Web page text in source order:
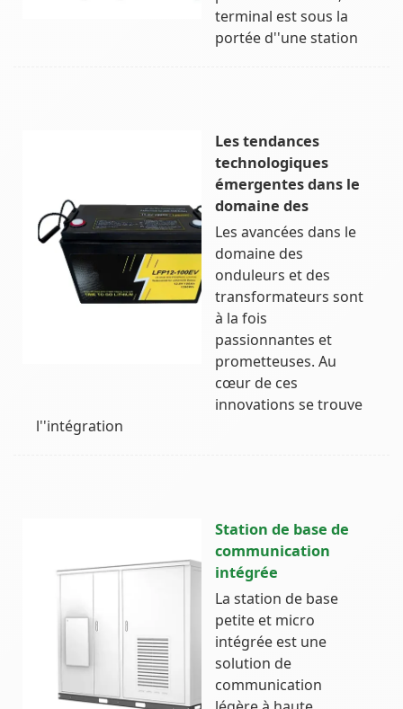
terminal est sous la
portée d''une station
Les tendances
technologiques
émergentes dans le
domaine des
Les avancées dans le
domaine des
onduleurs et des
transformateurs sont
à la fois
passionnantes et
prometteuses. Au
cœur de ces
innovations se trouve
l''intégration
Station de base de
communication
intégrée
La station de base
petite et micro
intégrée est une
solution de
communication